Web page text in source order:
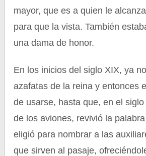
mayor, que es a quien le
para que la vista. También
una dama de honor.
En los inicios del siglo XIX, ya
azafatas de la reina y entonces
de usarse, hasta que, en el
de los aviones, revivió la
eligió para nombrar a las
que sirven al pasaje,